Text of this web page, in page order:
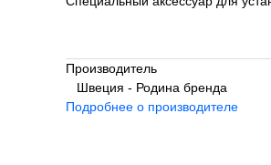
Производитель
Швеция - Родина бренда
Подробнее о производителе